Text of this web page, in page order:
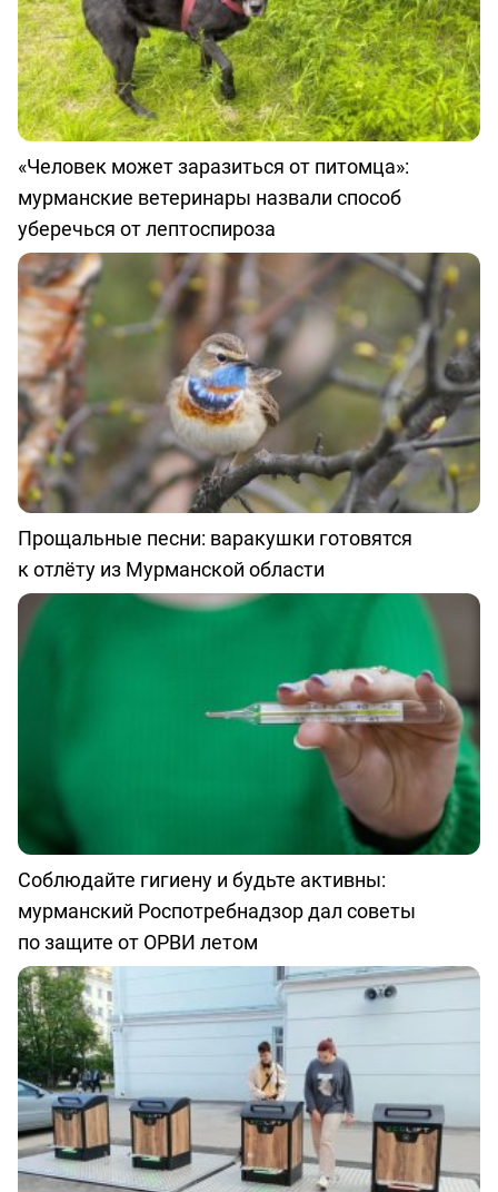
«Человек может заразиться от питомца»:
мурманские ветеринары назвали способ
уберечься от лептоспироза
Прощальные песни: варакушки готовятся
к отлёту из Мурманской области
Соблюдайте гигиену и будьте активны:
мурманский Роспотребнадзор дал советы
по защите от ОРВИ летом